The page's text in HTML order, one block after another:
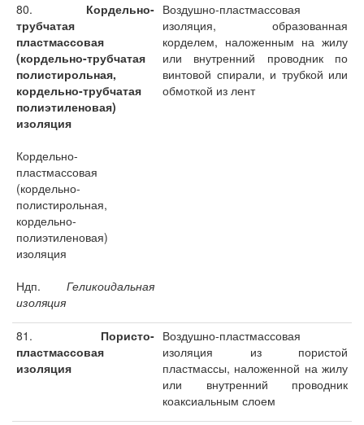
80. Кордельно-
трубчатая
пластмассовая
(кордельно-трубчатая
полистирольная,
кордельно-трубчатая
полиэтиленовая)
изоляция
Кордельно-
пластмассовая
(кордельно-
полистирольная,
кордельно-
полиэтиленовая)
изоляция
Ндп. Геликоидальная
изоляция
Воздушно-пластмассовая
изоляция, образованная
корделем, наложенным на жилу
или внутренний проводник по
винтовой спирали, и трубкой или
обмоткой из лент
81. Пористо-
пластмассовая
изоляция
Воздушно-пластмассовая
изоляция из пористой
пластмассы, наложенной на жилу
или внутренний проводник
коаксиальным слоем